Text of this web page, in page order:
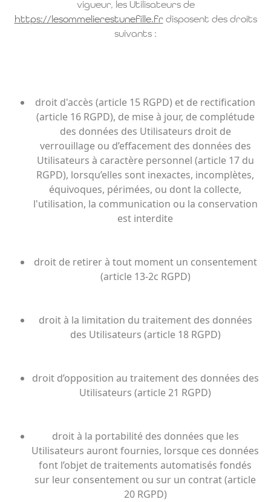
vigueur, les Utilisateurs de
https://lesommelierestunefille.frdisposent des droits
suivants :
droit d'accès (article 15 RGPD) et de rectification
(article 16 RGPD), de mise à jour, de complétude
des données des Utilisateurs droit de
verrouillage ou d’effacement des données des
Utilisateurs à caractère personnel (article 17 du
RGPD), lorsqu’elles sont inexactes, incomplètes,
équivoques, périmées, ou dont la collecte,
l'utilisation, la communication ou la conservation
est interdite
droit de retirer à tout moment un consentement
(article 13-2c RGPD)
droit à la limitation du traitement des données
des Utilisateurs (article 18 RGPD)
droit d’opposition au traitement des données des
Utilisateurs (article 21 RGPD)
droit à la portabilité des données que les
Utilisateurs auront fournies, lorsque ces données
font l’objet de traitements automatisés fondés
sur leur consentement ou sur un contrat (article
20 RGPD)